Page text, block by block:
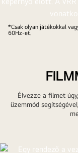
képernyő,
mutatja.
*Csak olyan játékokkal
60Hz-et.
Élvezze a filmet
üzemmód